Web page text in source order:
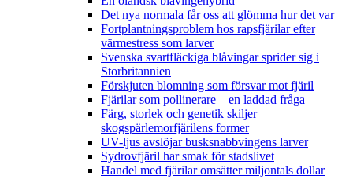
Det nya normala får oss att glömma hur det var
Fortplantningsproblem hos rapsfjärilar efter
värmestress som larver
Svenska svartfläckiga blåvingar sprider sig i
Storbritannien
Förskjuten blomning som försvar mot fjäril
Fjärilar som pollinerare – en laddad fråga
Färg, storlek och genetik skiljer
skogspärlemorfjärilens former
UV-ljus avslöjar busksnabbvingens larver
Sydrovfjäril har smak för stadslivet
Handel med fjärilar omsätter miljontals dollar